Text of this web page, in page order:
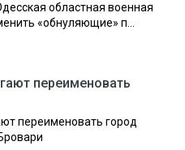
областная военная
«обнуляющие» п...
переименовать
переименовать город